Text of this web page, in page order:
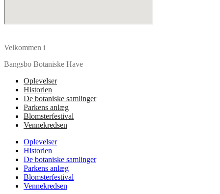
Velkommen i
Bangsbo Botaniske Have
Oplevelser
Historien
De botaniske samlinger
Parkens anlæg
Blomsterfestival
Vennekredsen
Oplevelser
Historien
De botaniske samlinger
Parkens anlæg
Blomsterfestival
Vennekredsen